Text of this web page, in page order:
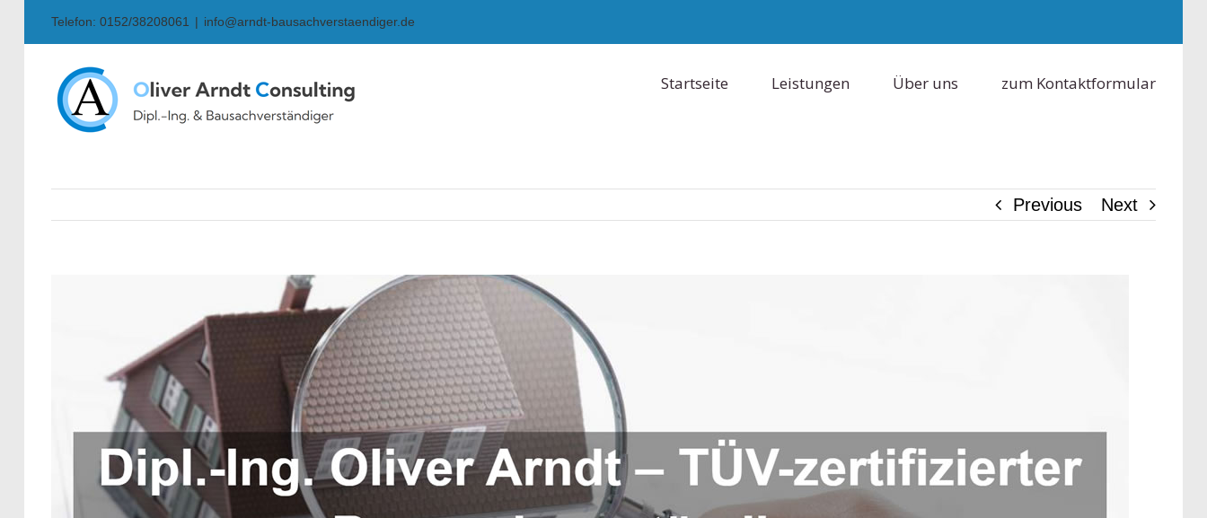
Telefon: 0152/38208061 | info@arndt-bausachverstaendiger.de
Startseite Leistungen Über uns zum Kontaktformular
Previous Next